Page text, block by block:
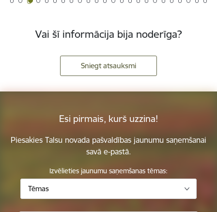
Vai šī informācija bija noderīga?
Sniegt atsauksmi
Esi pirmais, kurš uzzina!
Piesakies Talsu novada pašvaldības jaunumu saņemšanai
savā e-pastā.
Izvēlieties jaunumu saņemšanas tēmas:
Tēmas